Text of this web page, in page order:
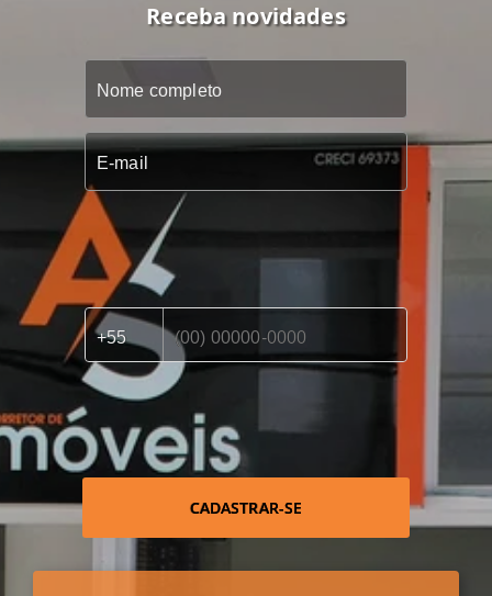
Receba novidades
CADASTRAR-SE